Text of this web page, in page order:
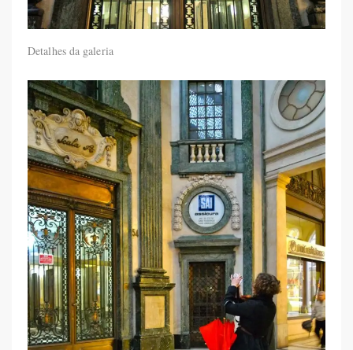
Detalhes da galeria